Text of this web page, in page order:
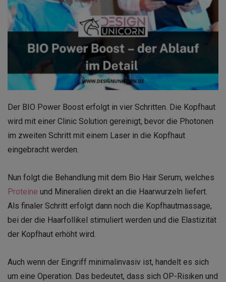
Der BIO Power Boost erfolgt in vier Schritten. Die Kopfhaut
wird mit einer Clinic Solution gereinigt, bevor die Photonen
im zweiten Schritt mit einem Laser in die Kopfhaut
eingebracht werden.
Nun folgt die Behandlung mit dem Bio Hair Serum, welches
Proteine und Mineralien direkt an die Haarwurzeln liefert.
Als finaler Schritt erfolgt dann noch die Kopfhautmassage,
bei der die Haarfollikel stimuliert werden und die Elastizität
der Kopfhaut erhöht wird.
Auch wenn der Eingriff minimalinvasiv ist, handelt es sich
um eine Operation. Das bedeutet, dass sich OP-Risiken und